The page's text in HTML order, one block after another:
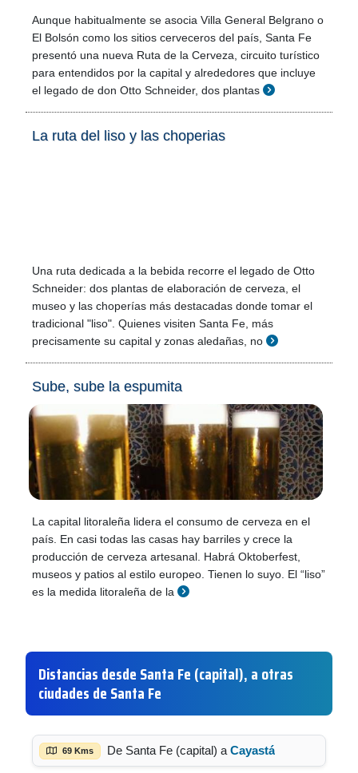
Aunque habitualmente se asocia Villa General Belgrano o
El Bolsón como los sitios cerveceros del país, Santa Fe
presentó una nueva Ruta de la Cerveza, circuito turístico
para entendidos por la capital y alrededores que incluye
el legado de don Otto Schneider, dos plantas
La ruta del liso y las choperias
Una ruta dedicada a la bebida recorre el legado de Otto
Schneider: dos plantas de elaboración de cerveza, el
museo y las choperías más destacadas donde tomar el
tradicional "liso". Quienes visiten Santa Fe, más
precisamente su capital y zonas aledañas, no
Sube, sube la espumita
La capital litoraleña lidera el consumo de cerveza en el
país. En casi todas las casas hay barriles y crece la
producción de cerveza artesanal. Habrá Oktoberfest,
museos y patios al estilo europeo. Tienen lo suyo. El “liso”
es la medida litoraleña de la
Distancias desde Santa Fe (capital), a otras
ciudades de Santa Fe
69 Kms De Santa Fe (capital) a Cayastá